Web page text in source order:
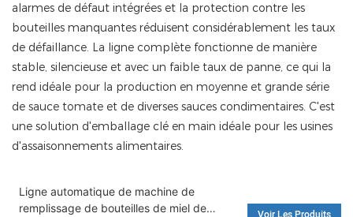
alarmes de défaut intégrées et la protection contre les
bouteilles manquantes réduisent considérablement les taux
de défaillance. La ligne complète fonctionne de manière
stable, silencieuse et avec un faible taux de panne, ce qui la
rend idéale pour la production en moyenne et grande série
de sauce tomate et de diverses sauces condimentaires. C'est
une solution d'emballage clé en main idéale pour les usines
d'assaisonnements alimentaires.
Ligne automatique de machine de
remplissage de bouteilles de miel de